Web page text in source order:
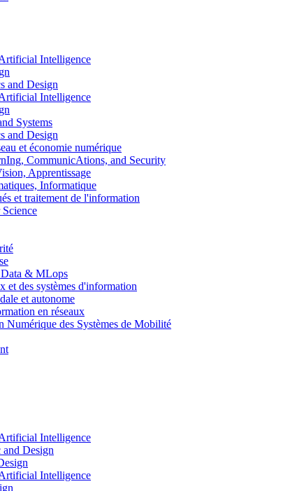
Intelligence
and Design
Intelligence
Systems
and Design
et économie numérique
CommunicAtions, and Security
Apprentissage
Informatique
et traitement de l'information
& MLops
et des systèmes d'information
et autonome
en réseaux
des Systèmes de Mobilité
Intelligence
Design
Intelligence